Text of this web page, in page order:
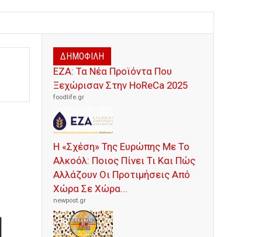
ΔΗΜΟΦΙΛΗ
ΕΖΑ: Τα Νέα Προϊόντα Που
Ξεχώρισαν Στην HoReCa 2025
foodlife.gr
Η «Σχέση» Της Ευρώπης Με Το
Αλκοόλ: Ποιος Πίνει Τι Και Πώς
Αλλάζουν Οι Προτιμήσεις Από
Χώρα Σε Χώρα...
newpost.gr